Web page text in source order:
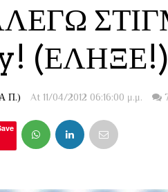
Π.) At 11/04/2012 06:16:00 μ.μ.